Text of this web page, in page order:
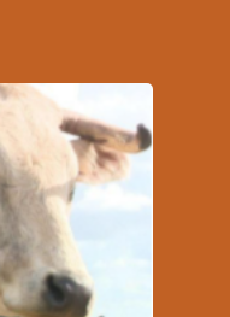
Proyecto
Espacios